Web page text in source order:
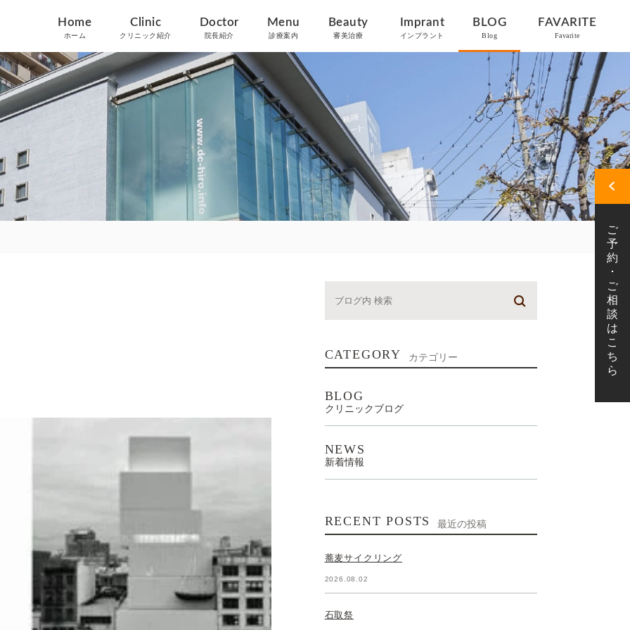
Home
ホーム
Clinic
クリニック紹介
Doctor
院長紹介
Menu
診療案内
Beauty
審美治療
Imprant
インプラント
BLOG
Blog
FAVARITE
Favarite
CATEGORY カテゴリー
BLOG
クリニックブログ
NEWS
新着情報
RECENT POSTS 最近の投稿
蕎麦サイクリング
2026.08.02
石取祭